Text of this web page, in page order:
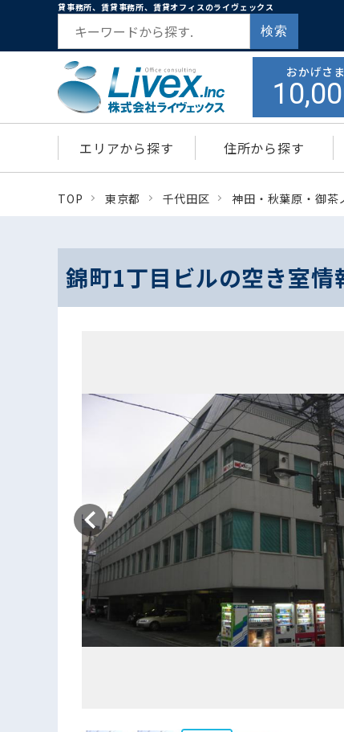
貸事務所、賃貸事務所、賃貸オフィスのライヴェックス
検索
おかげさ
エリアから探す 住所から探す
TOP 東京都 千代田区 神田・秋葉原・御茶
錦町1丁目ビルの空き室情